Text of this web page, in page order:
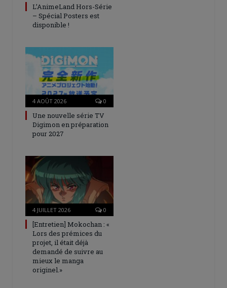
L’AnimeLand Hors-Série
– Spécial Posters est
disponible !
4 AOÛT 2026 0
Une nouvelle série TV
Digimon en préparation
pour 2027
4 JUILLET 2026 0
[Entretien] Mokochan : «
Lors des prémices du
projet, il était déjà
demandé de suivre au
mieux le manga
originel.»